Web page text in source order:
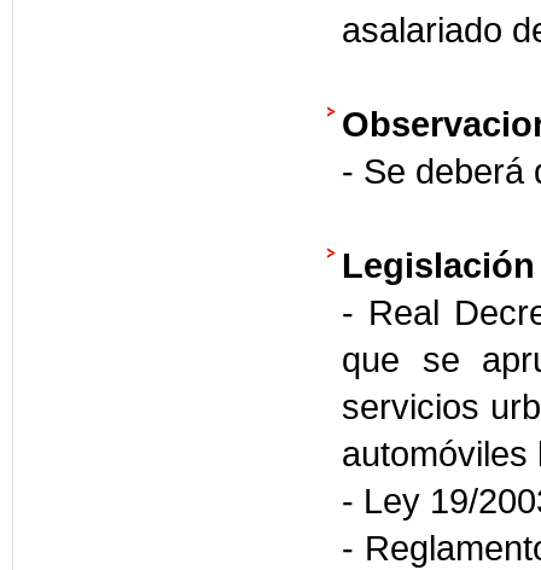
asalariado
- Se deberá
Legislación
- Real
que se
servicios
automóviles
- Ley 19/
-